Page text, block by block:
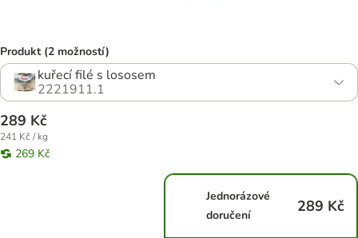
Produkt (2 možností)
kuřecí filé s lososem
2221911.1
289 Kč
241 Kč / kg
269 Kč
Jednorázové
doručení
289 Kč